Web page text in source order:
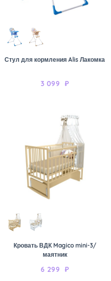
Стул для кормления Alis Лакомка
3 099 ₽
Кровать ВДК Magico mini-3/
маятник
6 299 ₽